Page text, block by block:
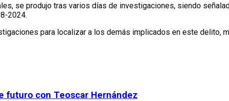
se produjo tras varios días de investigaciones, siendo
2024.
para localizar a los demás implicados en este
futuro con Teoscar Hernández